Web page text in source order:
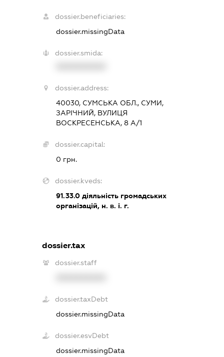
dossier.beneficiaries:
dossier.missingData
dossier.smida:
dossier.address:
40030, СУМСЬКА ОБЛ., СУМИ,
ЗАРІЧНИЙ, ВУЛИЦЯ
ВОСКРЕСЕНСЬКА, 8 А/1
dossier.capital:
0 грн.
dossier.kveds:
91.33.0діяльність громадських
організацій, н. в. і. г.
dossier.tax
dossier.staff
dossier.taxDebt
dossier.missingData
dossier.esvDebt
dossier.missingData